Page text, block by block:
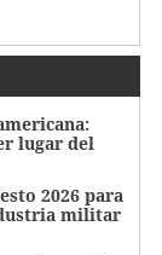
lugar del
2026 para
militar